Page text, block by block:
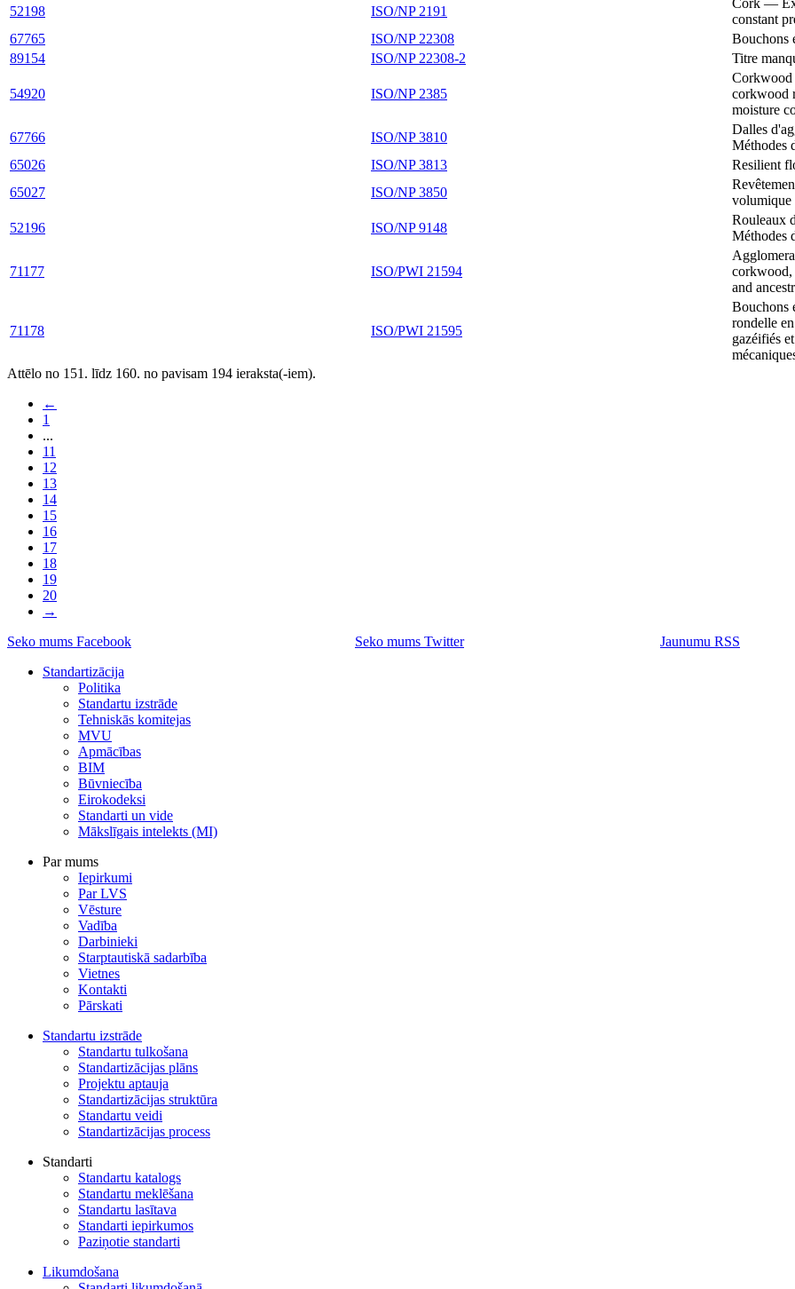
52198
ISO/NP 2191
constant
67765
ISO/NP 22308 Bouchons
89154
ISO/NP 22308-2 Titre
54920 ISO/NP 2385
Corkwood
corkwood
moisture
67766 ISO/NP 3810
Dalles
Méthodes
65026
ISO/NP 3813 Resilient
65027
ISO/NP 3850
volumique
52196 ISO/NP 9148
Rouleaux
Méthodes
71177 ISO/PWI 21594
corkwood,
and
71178 ISO/PWI 21595
Bouchons
rondelle
gazéifiés
Attēlo no 151. līdz 160. no pavisam 194 ieraksta(-iem).
←
1
...
11
12
13
14
15
16
17
18
19
20
→
Seko mums Facebook
Seko mums Twitter Jaunumu RSS
Standartizācija
Politika
Standartu izstrāde
Tehniskās komitejas
MVU
Apmācības
BIM
Būvniecība
Eirokodeksi
Standarti un vide
Mākslīgais intelekts (MI)
Par mums
Iepirkumi
Par LVS
Vēsture
Vadība
Darbinieki
Starptautiskā sadarbība
Vietnes
Kontakti
Pārskati
Standartu izstrāde
Standartu tulkošana
Standartizācijas plāns
Projektu aptauja
Standartizācijas struktūra
Standartu veidi
Standartizācijas process
Standarti
Standartu katalogs
Standartu meklēšana
Standartu lasītava
Standarti iepirkumos
Paziņotie standarti
Likumdošana